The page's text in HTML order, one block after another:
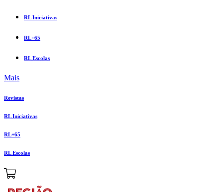
RL Iniciativas
RL+65
RL Escolas
Mais
Revistas
RL Iniciativas
RL+65
RL Escolas